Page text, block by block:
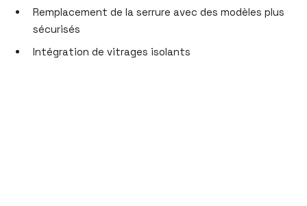
Remplacement de la serrure avec des modèles plus
sécurisés
Intégration de vitrages isolants